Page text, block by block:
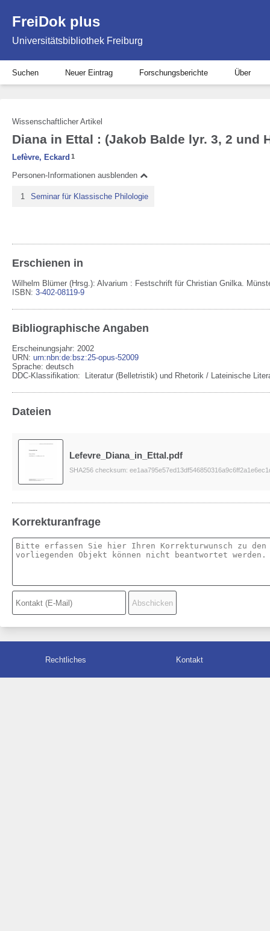
FreiDok plus
Universitätsbibliothek Freiburg
Suchen Neuer Eintrag Forschungsberichte Über
Wissenschaftlicher Artikel
Diana in Ettal : (Jakob Balde lyr. 3, 2 und
Lefèvre, Eckard 1
Personen-Informationen ausblenden
1 Seminar für Klassische Philologie
Erschienen in
Wilhelm Blümer (Hrsg.): Alvarium : Festschrift für Christian Gnilka.
ISBN: 3-402-08119-9
Bibliographische Angaben
Erscheinungsjahr: 2002
URN: urn:nbn:de:bsz:25-opus-52009
Sprache: deutsch
DDC-Klassifikation:
Literatur (Belletristik) und Rhetorik / Lateinische
Dateien
Lefevre_Diana_in_Ettal.pdf
SHA256 checksum:
Korrekturanfrage
Rechtliches Kontakt